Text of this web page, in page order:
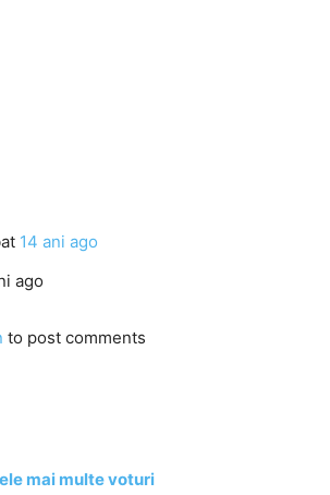
14 ani ago
ago
to post comments
mai multe voturi